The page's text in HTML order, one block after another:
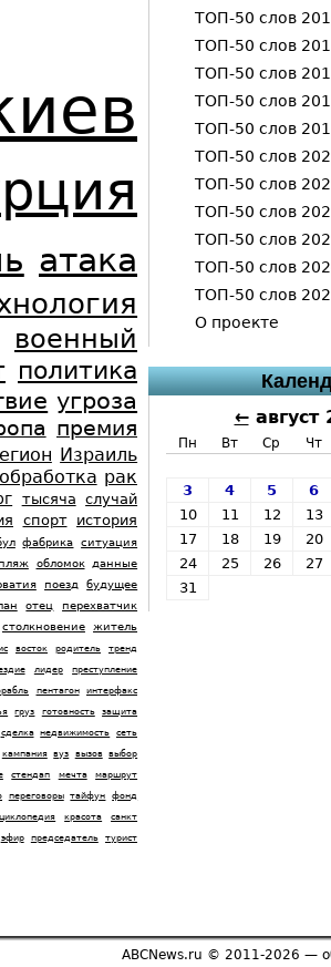
атака
военный
политика
угроза
премия
Израиль
обработка рак
тысяча
случай
спорт
история
фабрика
ситуация
обломок
данные
поезд
будущее
отец
перехватчик
столкновение
житель
восток родитель тренд
лидер преступление
пентагон интерфакс
груз готовность защита
сделка недвижимость сеть
кампания вуз вызов выбор
стендап мечта маршрут
переговоры тайфун фонд
красота санкт
эфир председатель турист
ТОП-50 слов
ТОП-50 слов
ТОП-50 слов
ТОП-50 слов
ТОП-50 слов
ТОП-50 слов
ТОП-50 слов
ТОП-50 слов
ТОП-50 слов
ТОП-50 слов
ТОП-50 слов
О проекте
← август
Пн Вт Ср Чт
3
4 5 6
10
11 12 13
17
18 19 20
24
25 26 27
31
ABCNews.ru © 2011-2026 —